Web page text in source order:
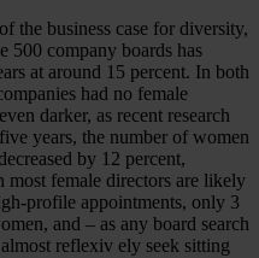
the business case for diversity,
500 company boards has
at around 15 percent. In both
had no female
darker, as recent research
years, the number of women
by 12 percent,
female directors are likely
profile appointments, only 3
and – as any board search
reflexiv ely seek sitting